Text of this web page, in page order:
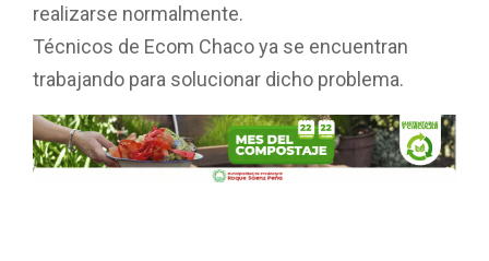
realizarse normalmente.
Técnicos de Ecom Chaco ya se encuentran
trabajando para solucionar dicho problema.